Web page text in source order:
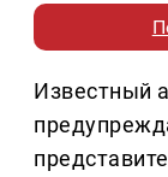
Известный